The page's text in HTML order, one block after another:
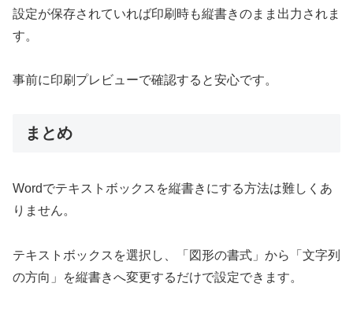
設定が保存されていれば印刷時も縦書きのまま出力されま
す。
事前に印刷プレビューで確認すると安心です。
まとめ
Wordでテキストボックスを縦書きにする方法は難しくあ
りません。
テキストボックスを選択し、「図形の書式」から「文字列
の方向」を縦書きへ変更するだけで設定できます。